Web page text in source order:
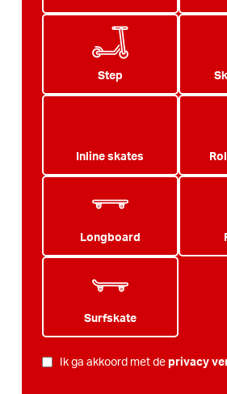
Step
Inline skates
Longboard
Surfskate
PRIVACY*
Ik ga akkoord met de privacy